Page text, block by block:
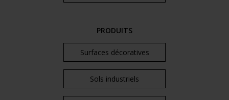
PRODUITS
Surfaces décoratives
Sols industriels